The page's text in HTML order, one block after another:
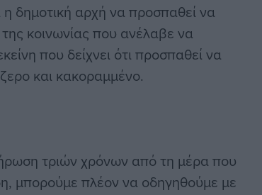
η δημοτική αρχή να προσπαθεί να
κοινωνίας που ανέλαβε να
που δείχνει ότι προσπαθεί να
και κακοραμμένο.
τριών χρόνων από τη μέρα που
μπορούμε πλέον να οδηγηθούμε με